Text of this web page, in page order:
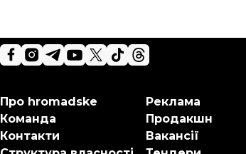
Про hromadske
Команда
Контакти
Реклама
Продакшн
Вакансії